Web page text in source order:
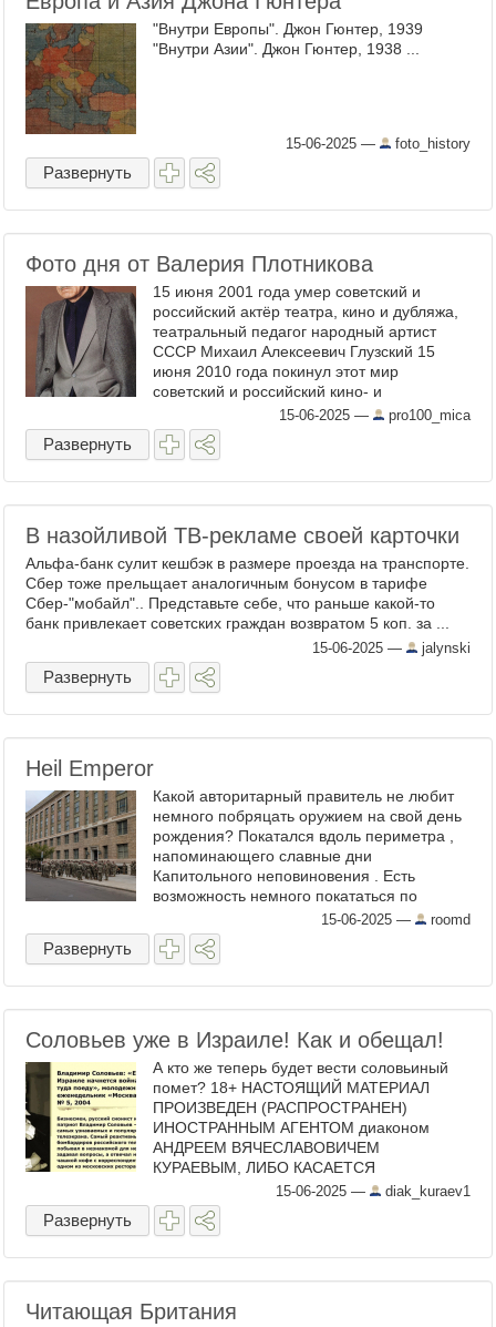
"Внутри Европы". Джон Гюнтер, 1939
"Внутри Азии". Джон Гюнтер, 1938 ...
15-06-2025 — foto_history
Развернуть
Фото дня от Валерия Плотникова
15 июня 2001 года умер советский и
российский актёр театра, кино и дубляжа,
театральный педагог народный артист
СССР Михаил Алексеевич Глузский 15
июня 2010 года покинул этот мир
советский и российский кино- и
театральный актёр театра и кино,
кинорежиссёр, сценарист, ...
15-06-2025 — pro100_mica
Развернуть
В назойливой ТВ-рекламе своей карточки
Альфа-банк сулит кешбэк в размере проезда на транспорте.
Сбер тоже прельщает аналогичным бонусом в тарифе
Сбер-"мобайл".. Представьте себе, что раньше какой-то
банк привлекает советских граждан возвратом 5 коп. за ...
15-06-2025 — jalynski
Развернуть
Heil Emperor
Какой авторитарный правитель не любит
немного побряцать оружием на свой день
рождения? Покатался вдоль периметра ,
напоминающего славные дни
Капитольного неповиновения . Есть
возможность немного покататься по
закрытым интерстейтам и улицам, на
которые я по нормальному на ...
15-06-2025 — roomd
Развернуть
Соловьев уже в Израиле! Как и обещал!
А кто же теперь будет вести соловьиный
помет? 18+ НАСТОЯЩИЙ МАТЕРИАЛ
ПРОИЗВЕДЕН (РАСПРОСТРАНЕН)
ИНОСТРАННЫМ АГЕНТОМ диаконом
АНДРЕЕМ ВЯЧЕСЛАВОВИЧЕМ
КУРАЕВЫМ, ЛИБО КАСАЕТСЯ
ДЕЯТЕЛЬНОСТИ ИНОСТРАННОГО
АГЕНТА КУРАЕВА АНДРЕЯ ...
15-06-2025 — diak_kuraev1
Развернуть
Читающая Британия